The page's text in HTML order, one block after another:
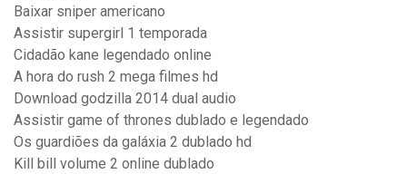
Baixar sniper americano
Assistir supergirl 1 temporada
Cidadão kane legendado online
A hora do rush 2 mega filmes hd
Download godzilla 2014 dual audio
Assistir game of thrones dublado e legendado
Os guardiões da galáxia 2 dublado hd
Kill bill volume 2 online dublado